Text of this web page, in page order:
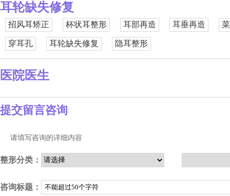
耳轮缺失修复
招风耳矫正 杯状耳整形 耳部再造 耳垂再造
穿耳孔 耳轮缺失修复 隐耳整形
医院医生
提交留言咨询
请填写咨询的详细内容
整形分类：
咨询标题：